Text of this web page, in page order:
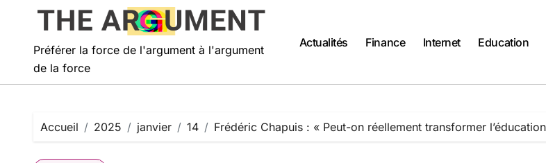
Préférer la force de l'argument à l'argument
de la force
Actualités Finance Internet Education
Accueil 2025 janvier 14 Frédéric Chapuis : « Peut-on réellement transformer